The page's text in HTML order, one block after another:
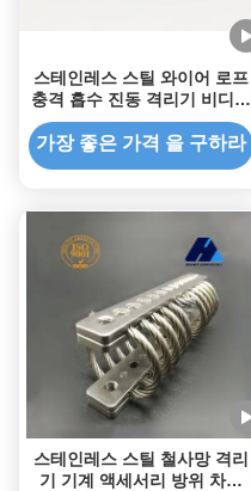
스테인레스 스틸 와이어 로프
충격 흡수 진동 격리기 비디오
검사용이 아닌
가장 좋은 가격 을 구하라
스테인레스 스틸 철사망 격리
기 기계 액세서리 방위 차량